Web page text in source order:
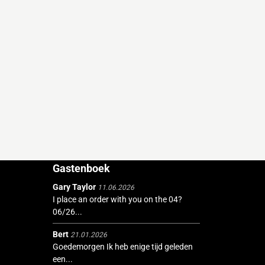
Gastenboek
Gary Taylor 11.06.2026
I place an order with you on the 04?
06/26...
Bert 21.01.2026
Goedemorgen Ik heb enige tijd geleden
een...